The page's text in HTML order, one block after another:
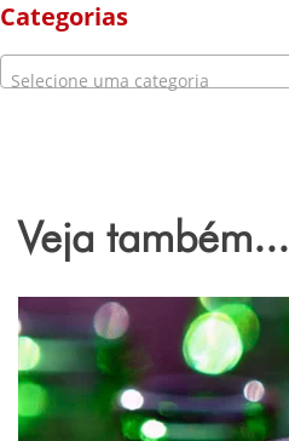
Categorias
Selecione uma categoria
Veja também...